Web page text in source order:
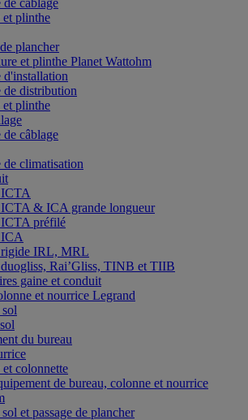
câblage
plinthe
plancher
et plinthe Planet Wattohm
d'installation
de distribution
plinthe
câblage
climatisation
& ICA grande longueur
préfilé
IRL, MRL
Rai’Gliss, TINB et TIIB
gaine et conduit
et nourrice Legrand
du bureau
colonnette
de bureau, colonne et nourrice
et passage de plancher